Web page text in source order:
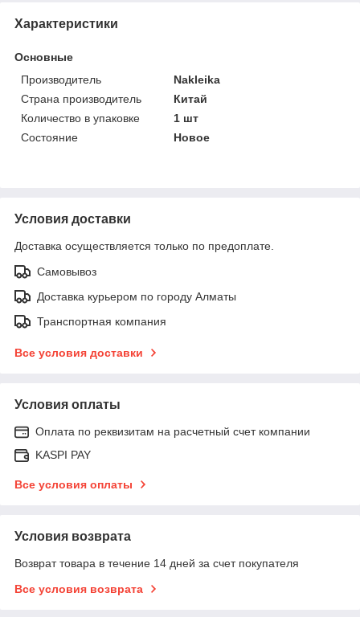
Характеристики
Основные
Производитель
Nakleika
Страна производитель
Китай
Количество в упаковке
1 шт
Состояние
Новое
Условия доставки
Доставка осуществляется только по предоплате.
Самовывоз
Доставка курьером по городу Алматы
Транспортная компания
Все условия доставки
Условия оплаты
Оплата по реквизитам на расчетный счет компании
KASPI PAY
Все условия оплаты
Условия возврата
Возврат товара в течение 14 дней за счет покупателя
Все условия возврата